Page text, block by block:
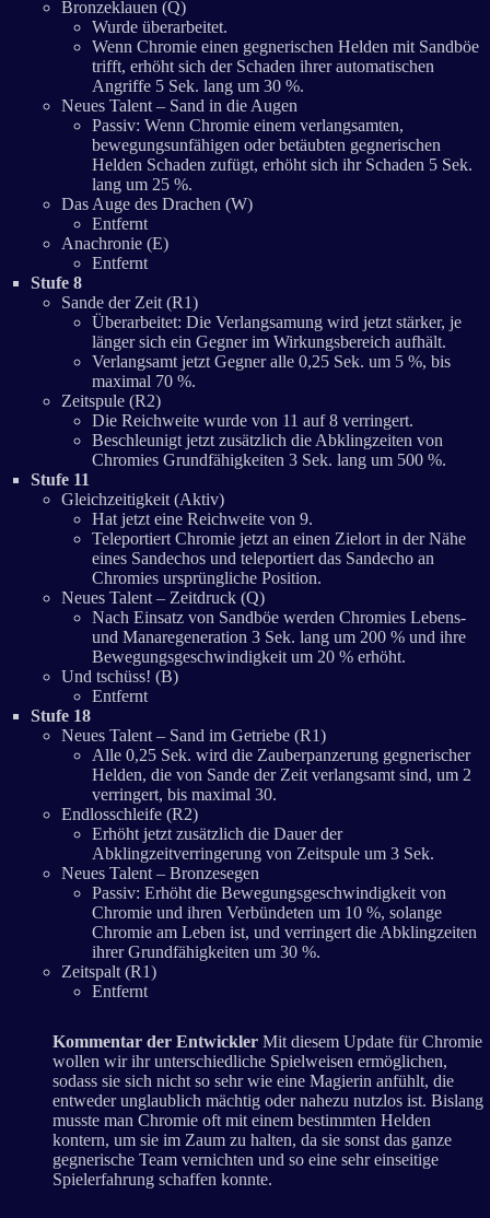
Bronzeklauen (Q)
Wurde überarbeitet.
Wenn Chromie einen gegnerischen Helden mit Sandböe
trifft, erhöht sich der Schaden ihrer automatischen
Angriffe 5 Sek. lang um 30 %.
Neues Talent – Sand in die Augen
Passiv: Wenn Chromie einem verlangsamten,
bewegungsunfähigen oder betäubten gegnerischen
Helden Schaden zufügt, erhöht sich ihr Schaden 5 Sek.
lang um 25 %.
Das Auge des Drachen (W)
Entfernt
Anachronie (E)
Entfernt
Stufe 8
Sande der Zeit (R1)
Überarbeitet: Die Verlangsamung wird jetzt stärker, je
länger sich ein Gegner im Wirkungsbereich aufhält.
Verlangsamt jetzt Gegner alle 0,25 Sek. um 5 %, bis
maximal 70 %.
Zeitspule (R2)
Die Reichweite wurde von 11 auf 8 verringert.
Beschleunigt jetzt zusätzlich die Abklingzeiten von
Chromies Grundfähigkeiten 3 Sek. lang um 500 %.
Stufe 11
Gleichzeitigkeit (Aktiv)
Hat jetzt eine Reichweite von 9.
Teleportiert Chromie jetzt an einen Zielort in der Nähe
eines Sandechos und teleportiert das Sandecho an
Chromies ursprüngliche Position.
Neues Talent – Zeitdruck (Q)
Nach Einsatz von Sandböe werden Chromies Lebens-
und Manaregeneration 3 Sek. lang um 200 % und ihre
Bewegungsgeschwindigkeit um 20 % erhöht.
Und tschüss! (B)
Entfernt
Stufe 18
Neues Talent – Sand im Getriebe (R1)
Alle 0,25 Sek. wird die Zauberpanzerung gegnerischer
Helden, die von Sande der Zeit verlangsamt sind, um 2
verringert, bis maximal 30.
Endlosschleife (R2)
Erhöht jetzt zusätzlich die Dauer der
Abklingzeitverringerung von Zeitspule um 3 Sek.
Neues Talent – Bronzesegen
Passiv: Erhöht die Bewegungsgeschwindigkeit von
Chromie und ihren Verbündeten um 10 %, solange
Chromie am Leben ist, und verringert die Abklingzeiten
ihrer Grundfähigkeiten um 30 %.
Zeitspalt (R1)
Entfernt
Kommentar der Entwickler Mit diesem Update für Chromie
wollen wir ihr unterschiedliche Spielweisen ermöglichen,
sodass sie sich nicht so sehr wie eine Magierin anfühlt, die
entweder unglaublich mächtig oder nahezu nutzlos ist. Bislang
musste man Chromie oft mit einem bestimmten Helden
kontern, um sie im Zaum zu halten, da sie sonst das ganze
gegnerische Team vernichten und so eine sehr einseitige
Spielerfahrung schaffen konnte.